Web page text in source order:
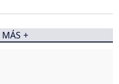
MÁS +